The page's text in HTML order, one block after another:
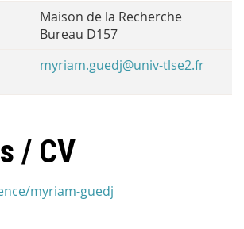
Maison de la Recherche
Bureau D157
myriam.guedj@univ-tlse2.fr
/ CV
myriam-guedj